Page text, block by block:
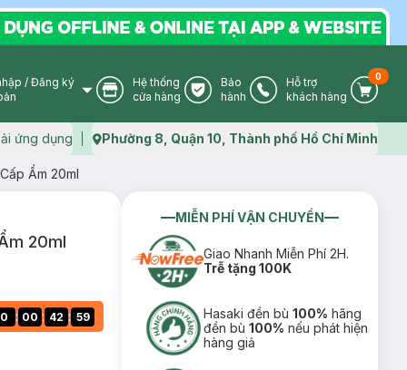
User Icon
/ Đăng ký
Store Icon
Hệ thống
cửa hàng
Warranty Icon
Bảo
hành
Phone Icon
Hỗ trợ
khách hàng
Cart
0
ứng dụng Map icon
Phường 8, Quận 10, Thành phố Hồ Chí Minh
Ẩm 20ml
20ml
0 : 00 : 42 : 57
MIỄN PHÍ VẬN CHUYỂN
Giao Nhanh Miễn Phí 2H.
Trễ tặng 100K
Hasaki đền bù100% hãng
đền bù100% nếu phát hiện
hàng giả